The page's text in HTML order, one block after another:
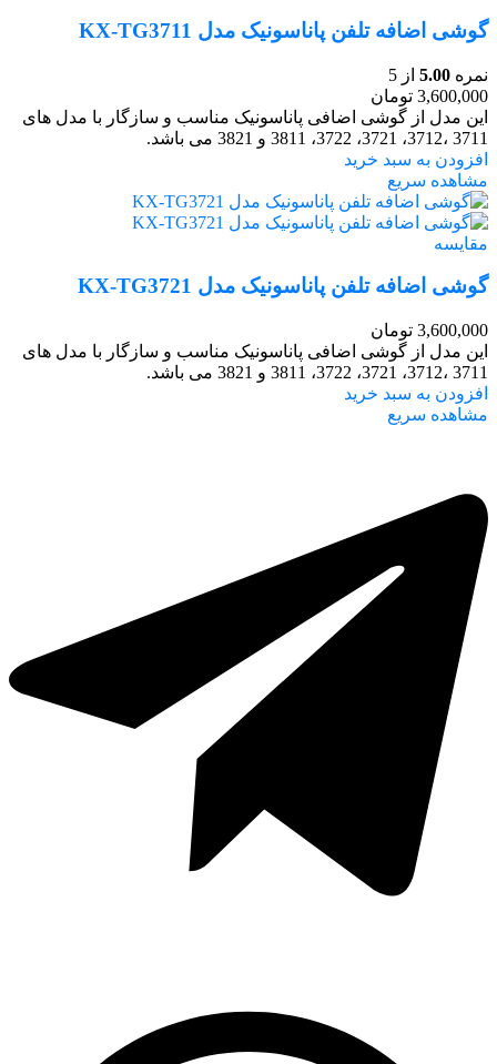
گوشی اضافه تلفن پاناسونیک مدل KX-TG3711
نمره 5.00 از 5
3,600,000 تومان
این مدل از گوشی اضافی پاناسونیک مناسب و سازگار با مدل‌ های
3711 ،3712، 3721، 3722، 3811 و 3821 می باشد.
افزودن به سبد خرید
مشاهده سریع
مقایسه
گوشی اضافه تلفن پاناسونیک مدل KX-TG3721
3,600,000 تومان
این مدل از گوشی اضافی پاناسونیک مناسب و سازگار با مدل‌ های
3711 ،3712، 3721، 3722، 3811 و 3821 می باشد.
افزودن به سبد خرید
مشاهده سریع